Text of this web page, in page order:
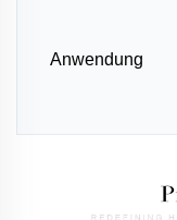
Anwendung